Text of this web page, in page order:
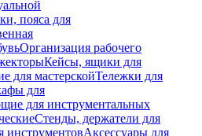
пояса для
Организация рабочего
Кейсы, ящики для
для мастерскойТележки для
для
для инструментальных
Стенды, держатели для
инструментовАксессуары для